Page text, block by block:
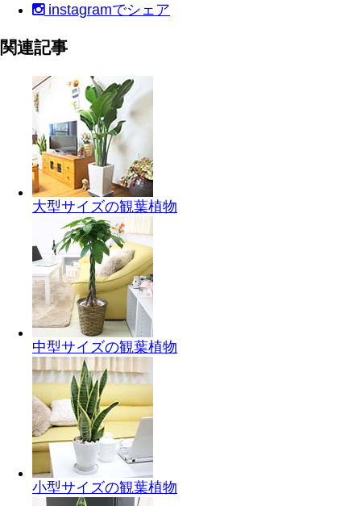
instagramでシェア
関連記事
大型サイズの観葉植物
中型サイズの観葉植物
小型サイズの観葉植物